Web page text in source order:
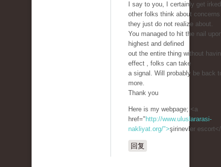
I say to you, I certainly get
other folks think about
they just do not realize about.
You managed to hit the nail
highest and defined
out the entire thing without
effect , folks can take
a signal. Will probably be back
more.
Thank you
Here is my webpage; <a
href=" http://www.uluslararasi-
nakliyat.org/">şirinevler
回复